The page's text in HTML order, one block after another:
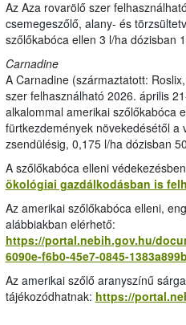
Az Aza rovarölő szer
csemegeszőlő, alany- és
szőlőkabóca ellen 3 l/ha dózisban
Carnadine
A Carnadine (származtatott:
szer felhasználható 2026. április
alkalommal amerikai szőlőkabóca
fürtkezdemények növekedésétől a
zsendülésig, 0,175 l/ha dózisban
A szőlőkabóca elleni
ökológiai gazdálkodásban is
Az amerikai szőlőkabóca elleni,
alábbiakban elérhető:
https://portal.nebih.gov.hu/
6090e-f6b0-45e7-0845-
Az amerikai szőlő aranyszínű
tájékozódhatnak: https://